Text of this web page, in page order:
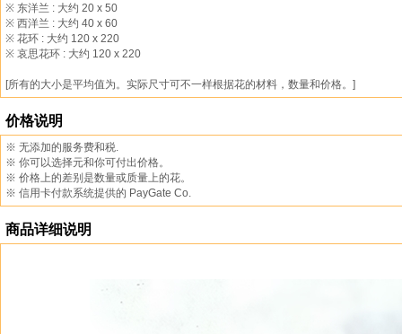
※ 东洋兰 : 大约 20 x 50
※ 西洋兰 : 大约 40 x 60
※ 花环 : 大约 120 x 220
※ 哀思花环 : 大约 120 x 220
[所有的大小是平均值为。实际尺寸可不一样根据花的材料，数量和价格。]
价格说明
※ 无添加的服务费和税.
※ 你可以选择元和你可付出价格。
※ 价格上的差别是数量或质量上的花。
※ 信用卡付款系统提供的 PayGate Co.
商品详细说明